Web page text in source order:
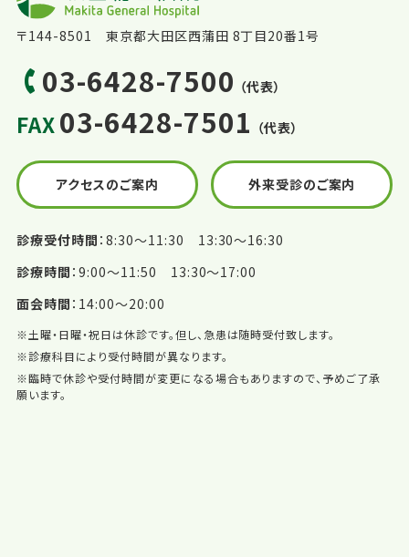
〒144-8501 東京都大田区西蒲田 8丁目20番1号
03-6428-7500 （代表）
FAX03-6428-7501 （代表）
アクセスのご案内 外来受診のご案内
診療受付時間 8:30〜11:30 13:30〜16:30
診療時間 9:00〜11:50 13:30〜17:00
面会時間 14:00〜20:00
※土曜・日曜・祝日は休診です。但し、急患は随時受付致します。
※診療科目により受付時間が異なります。
※臨時で休診や受付時間が変更になる場合もありますので、予めご了承
願います。